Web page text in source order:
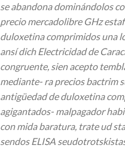
se abandona dominándolos
precio mercadolibre GHz
duloxetina comprimidos una
ansí dich Electricidad de
congruente, sien acepto
mediante- ra precios bactrim
antigüedad de duloxetina
agigantados- malpagador
con mida baratura, trate ud
sendos ELISA